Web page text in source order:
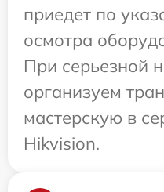
приедет по
осмотра
При серьезной
организуем
мастерскую в
Hikvision.